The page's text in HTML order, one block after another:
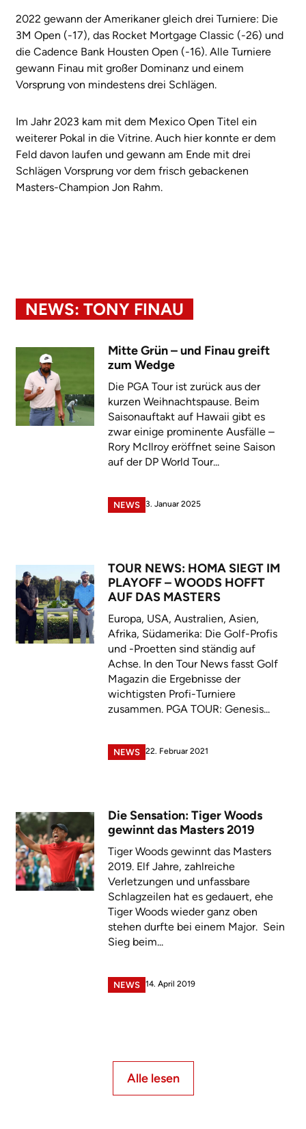
2022 gewann der Amerikaner gleich drei Turniere: Die
3M Open (-17), das Rocket Mortgage Classic (-26) und
die Cadence Bank Housten Open (-16). Alle Turniere
gewann Finau mit großer Dominanz und einem
Vorsprung von mindestens drei Schlägen.
Im Jahr 2023 kam mit dem Mexico Open Titel ein
weiterer Pokal in die Vitrine. Auch hier konnte er dem
Feld davon laufen und gewann am Ende mit drei
Schlägen Vorsprung vor dem frisch gebackenen
Masters-Champion Jon Rahm.
NEWS: TONY FINAU
Mitte Grün – und Finau greift
zum Wedge
Die PGA Tour ist zurück aus der
kurzen Weihnachtspause. Beim
Saisonauftakt auf Hawaii gibt es
zwar einige prominente Ausfälle –
Rory McIlroy eröffnet seine Saison
auf der DP World Tour...
NEWS 3. Januar 2025
TOUR NEWS: HOMA SIEGT IM
PLAYOFF – WOODS HOFFT
AUF DAS MASTERS
Europa, USA, Australien, Asien,
Afrika, Südamerika: Die Golf-Profis
und -Proetten sind ständig auf
Achse. In den Tour News fasst Golf
Magazin die Ergebnisse der
wichtigsten Profi-Turniere
zusammen. PGA TOUR: Genesis...
NEWS 22. Februar 2021
Die Sensation: Tiger Woods
gewinnt das Masters 2019
Tiger Woods gewinnt das Masters
2019. Elf Jahre, zahlreiche
Verletzungen und unfassbare
Schlagzeilen hat es gedauert, ehe
Tiger Woods wieder ganz oben
stehen durfte bei einem Major. Sein
Sieg beim...
NEWS 14. April 2019
Alle lesen